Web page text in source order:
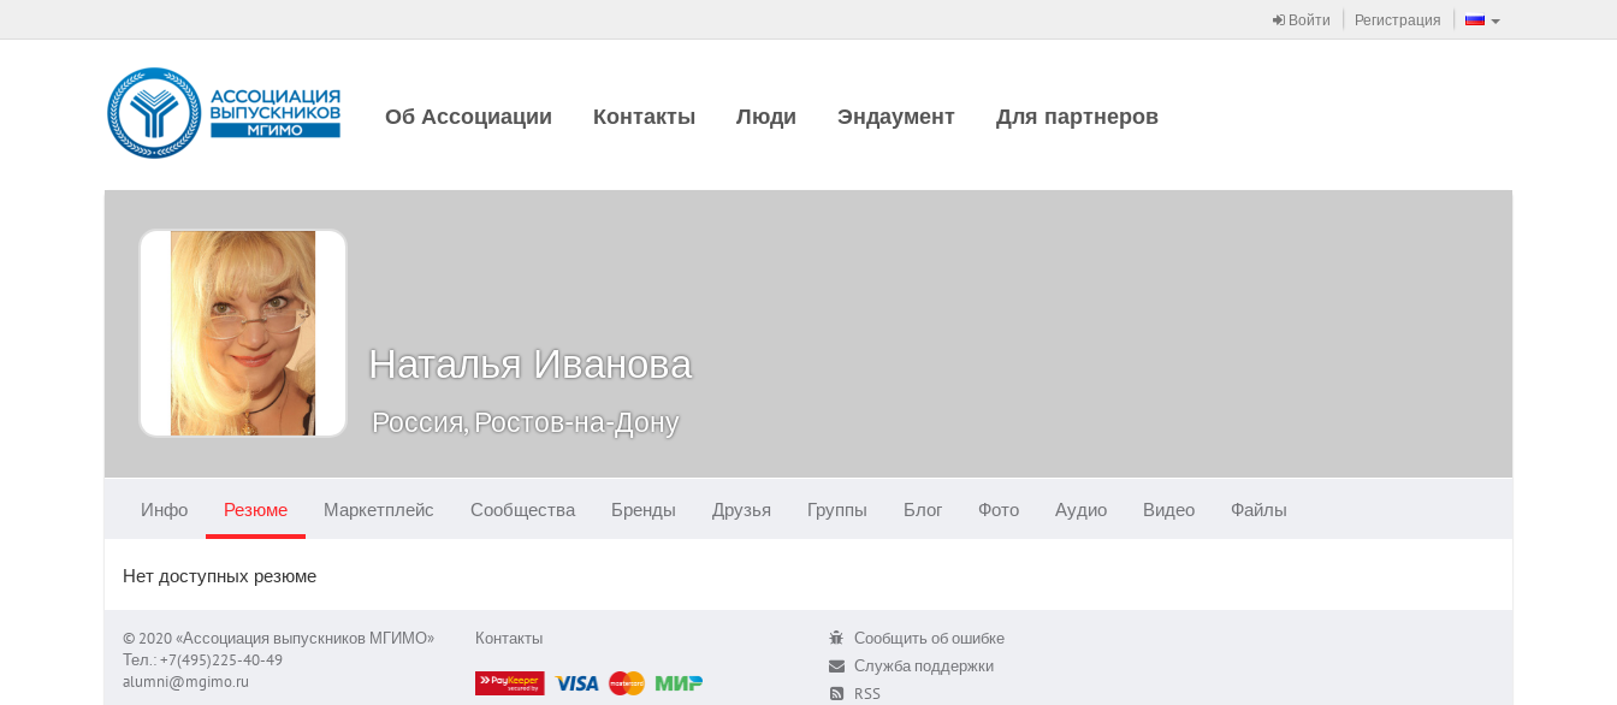
Войти Регистрация
Об Ассоциации Контакты Люди Эндаумент Для партнеров
Наталья Иванова
Россия, Ростов-на-Дону
Инфо Резюме Маркетплейс Сообщества Бренды Друзья Группы Блог Фото Аудио Видео Файлы
Нет доступных резюме
© 2020 «Ассоциация выпускников МГИМО»
Тел.: +7(495)225-40-49
alumni@mgimo.ru
Контакты
Сообщить об ошибке
Служба поддержки
RSS